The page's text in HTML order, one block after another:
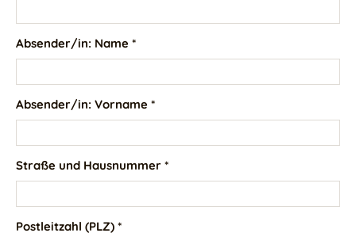
Absender/in: Name *
Absender/in: Vorname *
Straße und Hausnummer *
Postleitzahl (PLZ) *